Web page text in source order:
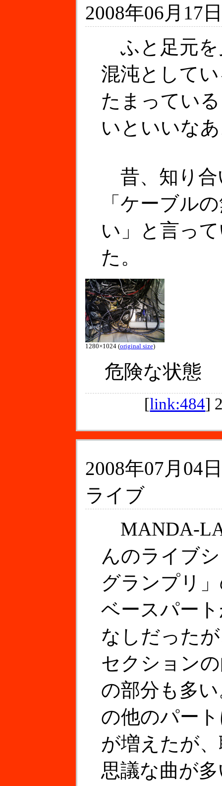
2008年06月17
ふと足元を
混沌として
たまってい
いといいな
昔、知り合
「ケーブル
い」と言っ
た。
1280×1024 (original size)
危険な状態
[link:484]
2008年07月04
ライブ
MANDA-
んのライブ
グランプリ
ベースパー
なしだった
セクション
の部分も多
の他のパー
が増えたが
思議な曲が